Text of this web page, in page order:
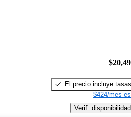
El precio incluye tasas
$424/mes
Verif. disponibilidad